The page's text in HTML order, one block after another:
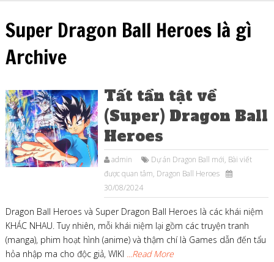
Super Dragon Ball Heroes là gì
Archive
Tất tần tật về
(Super) Dragon Ball
Heroes
admin Dự án Dragon Ball mới, Bài viết
được quan tâm, Dragon Ball Heroes
30/08/2024
Dragon Ball Heroes và Super Dragon Ball Heroes là các khái niệm
KHÁC NHAU. Tuy nhiên, mỗi khái niệm lại gồm các truyện tranh
(manga), phim hoạt hình (anime) và thậm chí là Games dẫn đến tẩu
hỏa nhập ma cho độc giả, WIKI ...Read More